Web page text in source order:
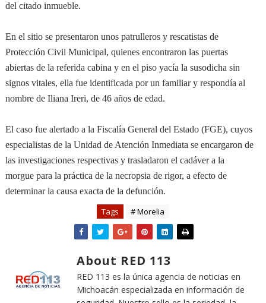
del citado inmueble.
En el sitio se presentaron unos patrulleros y rescatistas de
Protección Civil Municipal, quienes encontraron las puertas
abiertas de la referida cabina y en el piso yacía la susodicha sin
signos vitales, ella fue identificada por un familiar y respondía al
nombre de Iliana Ireri, de 46 años de edad.
El caso fue alertado a la Fiscalía General del Estado (FGE), cuyos
especialistas de la Unidad de Atención Inmediata se encargaron de
las investigaciones respectivas y trasladaron el cadáver a la
morgue para la práctica de la necropsia de rigor, a efecto de
determinar la causa exacta de la defunción.
Tags # Morelia
About RED 113
RED 113 es la única agencia de noticias en
Michoacán especializada en información de